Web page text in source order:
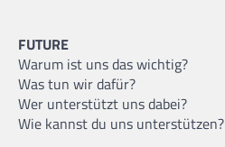
FUTURE
Warum ist uns das wichtig?
Was tun wir dafür?
Wer unterstützt uns dabei?
Wie kannst du uns unterstützen?